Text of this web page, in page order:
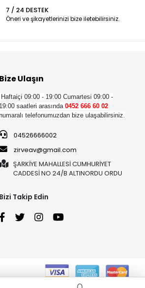
7 / 24 DESTEK
Öneri ve şikayetlerinizi bize iletebilirsiniz.
Bize Ulaşın
Haftaiçi 09:00 - 19:00Cumartesi 09:00 -
19:00 saatleri arasında0452 666 60 02
telefonumuzdan bize ulaşabilirsiniz.
04526666002
zirveav@gmail.com
ŞARKİYE MAHALLESİ CUMHURİYET
CADDESİ NO 24/B ALTINORDU ORDU
Bizi Takip Edin